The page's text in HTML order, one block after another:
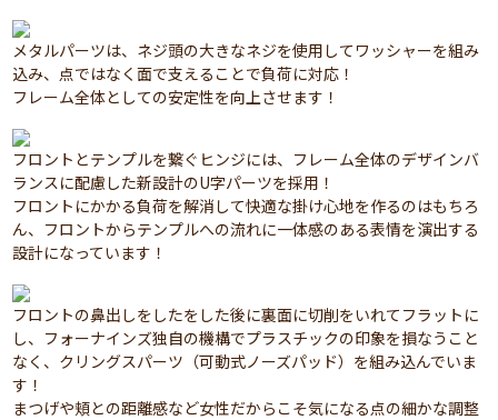
メタルパーツは、ネジ頭の大きなネジを使用してワッシャーを組み
込み、点ではなく面で支えることで負荷に対応！
フレーム全体としての安定性を向上させます！
フロントとテンプルを繋ぐヒンジには、フレーム全体のデザインバ
ランスに配慮した新設計のU字パーツを採用！
フロントにかかる負荷を解消して快適な掛け心地を作るのはもちろ
ん、フロントからテンプルへの流れに一体感のある表情を演出する
設計になっています！
フロントの鼻出しをしたをした後に裏面に切削をいれてフラットに
し、フォーナインズ独自の機構でプラスチックの印象を損なうこと
なく、クリングスパーツ（可動式ノーズパッド）を組み込んでいま
す！
まつげや頬との距離感など女性だからこそ気になる点の細かな調整